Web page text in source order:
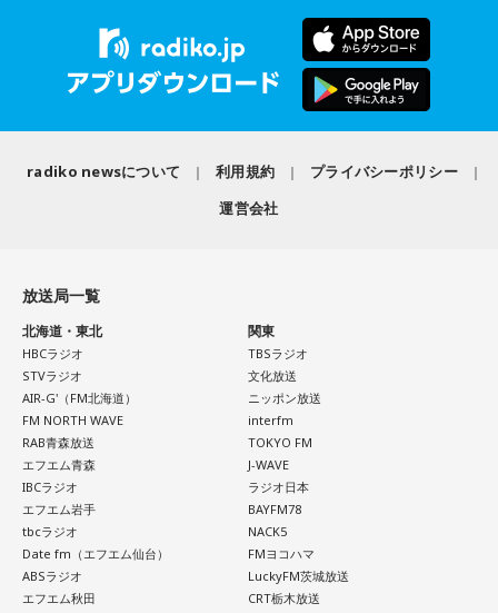
※ メールの件名は「ランキング」でお願いします。
■番組タイトル：ニッポン放送『中島健人のオールナイトニッ
■放送日時：2026年8月14日（金） 25時～27時 （15日
（土）午前1時〜3時）
■パーソナリティ：中島健人
kenty@allnightnippon.com
◆“真逆な作り方”で楽曲制作
リーガルリリーは高校在学時から注目を集め、国内大型ロッ
た世界最大級の音楽フェスティバル「SXSW（サウス・バイ・
サウスウエスト）」の出演や中国ツアーの開催など、海外で
そして、今秋には初のアジアツアーの開催が決定していま
す。
遠山：僕は「惡の華」が好きで、（テレビドラマ版ではW主
演の）あのちゃんと鈴木福くんがめちゃくちゃ素晴らしかっ
たですけど、そういうドラマの音楽って、どう作っていく
の？
ほのか：私も今回初めて関わらせてもらったんですけど、今
まで作ってきたライブでやる曲やバンドでやる曲の作り方と
は全然違って……ドラマの映像にいかに没頭させるかが重要と
いうか。リーガルリリーでは、音楽を聴いてほしくて作って
いるんですけれど、ドラマの音楽は、映像を観てもらわない
radiko newsについて 利用規約
プライバシーポリシー
運営会社
放送局一覧
北海道・東北
HBCラジオ
STVラジオ
AIR-G'（FM北海道）
FM NORTH WAVE
RAB青森放送
エフエム青森
IBCラジオ
エフエム岩手
tbcラジオ
Date fm（エフエム仙台）
ABSラジオ
エフエム秋田
関東
TBSラジオ
文化放送
ニッポン放送
interfm
TOKYO FM
J-WAVE
ラジオ日本
BAYFM78
NACK5
FMヨコハマ
LuckyFM茨城放送
CRT栃木放送